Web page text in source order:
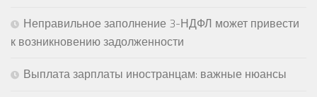
Неправильное заполнение 3-НДФЛ может привести
к возникновению задолженности
Выплата зарплаты иностранцам: важные нюансы